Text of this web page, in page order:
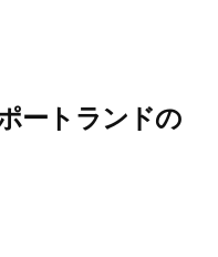
ートランドの